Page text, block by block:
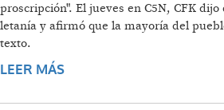
proscripción". El jueves en C5N, CFK
letanía y afirmó que la mayoría del
texto.
LEER MÁS